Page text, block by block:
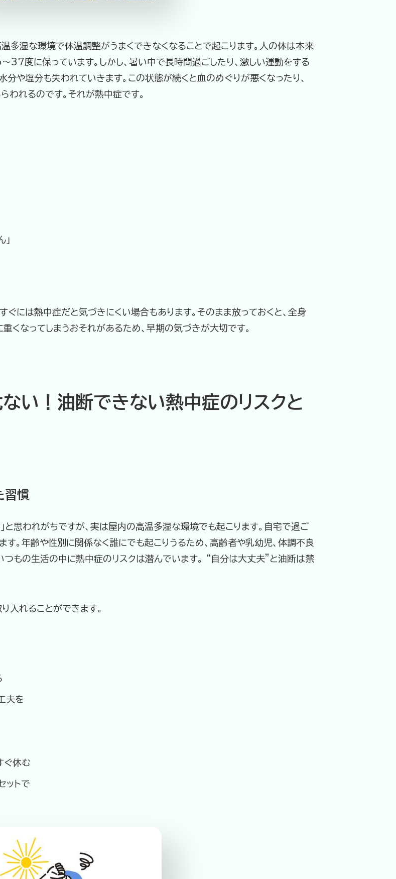
多湿な環境で体温調整がうまくできなくなることで起こります。人の体は本来
37度に保っています。しかし、暑い中で長時間過ごしたり、激しい運動をする
分や塩分も失われていきます。この状態が続くと血のめぐりが悪くなったり、
われるのです。それが熱中症です。
ぐには熱中症だと気づきにくい場合もあります。そのまま放っておくと、全身
くなってしまうおそれがあるため、早期の気づきが大切です。
い！油断できない熱中症のリスクと
習慣
と思われがちですが、実は屋内の高温多湿な環境でも起こります。自宅で過ご
す。年齢や性別に関係なく誰にでも起こりうるため、高齢者や乳幼児、体調不良
もの生活の中に熱中症のリスクは潜んでいます。 “自分は大丈夫”と油断は禁
入れることができます。
夫を
ぐ休む
ットで